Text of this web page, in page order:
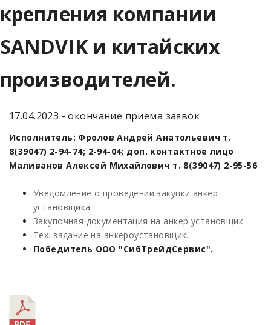
крепления компании
SANDVIK и китайских
производителей.
17.04.2023 - окончание приема заявок
Исполнитель: Фролов Андрей Анатольевич т.
8(39047) 2-94-74; 2-94-04; доп. контактное лицо
Маливанов Алексей Михайлович т. 8(39047) 2-95-56
Уведомление о проведении закупки анкер
установщика
Закупочная документация на анкер установщик
Тех. задание на анкероустановщик.
Победитель ООО "СибТрейдСервис".